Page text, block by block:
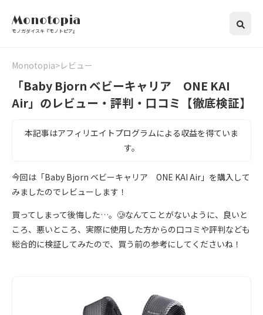
Monotopia
モノガダイスキ『モノトピア』
Monotopia レビュー
「Baby Bjorn ベビーキャリア ONE KAI
Air」のレビュー・評判・口コミ【徹底検証】
本記事はアフィリエイトプログラムによる収益を得ていま
す。
今回は「Baby Bjorn ベビーキャリア ONE KAI Air」を購入して
みましたのでレビューします！
買ってしまって後悔した…。🥲なんてことがないように、良いと
ころ、悪いところ、実際に使用した方からの口コミや評判なども
総合的に検証してみたので、買う前の参考にしてくださいね！